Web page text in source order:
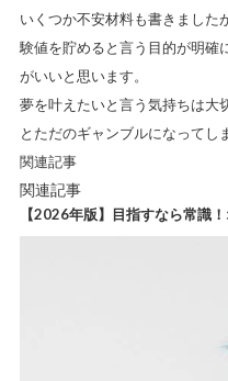
いくつか不安材料も書きました
験値を貯めると言う目的が明確
がいいと思います。
夢を叶えたいと言う気持ちは大
とただのギャンブルになってし
関連記事
関連記事
【2026年版】目指すなら常識